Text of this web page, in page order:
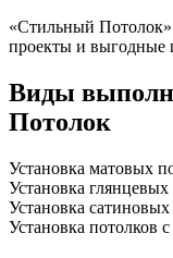
«Стильный
проекты и выгодные
Виды
Потолок
Установка матовых
Установка глянцевых
Установка сатиновых
Установка потолков